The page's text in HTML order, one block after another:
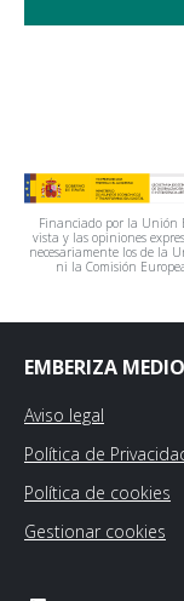
Financiado por la Unión
vista y las opiniones
necesariamente los de la
ni la Comisión
EMBERIZA
Aviso legal
Política de
Política de cookies
Gestionar cookies